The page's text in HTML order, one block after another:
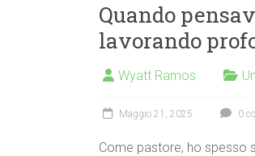
Quando
lavorando
Wyatt Ramos
Maggio 21, 2025 0
Come pastore, ho spesso